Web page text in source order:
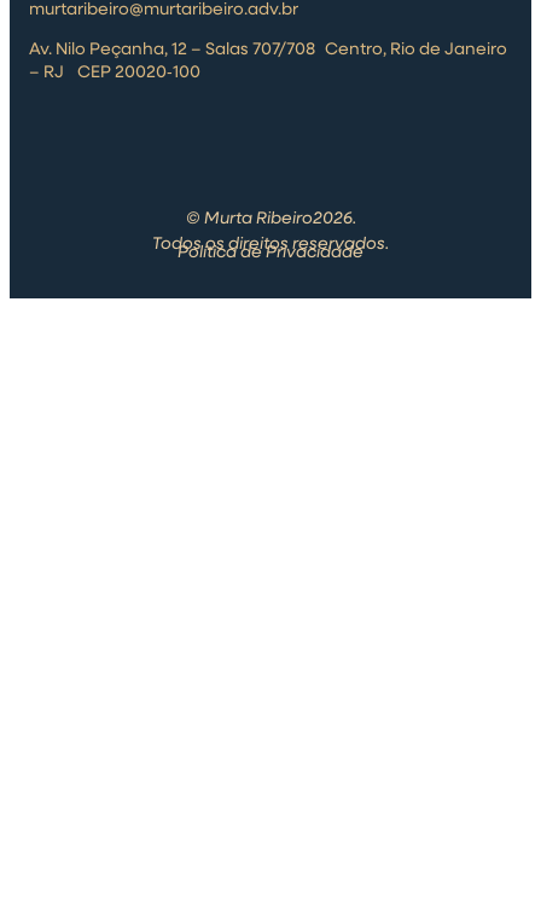
murtaribeiro@murtaribeiro.adv.br
Av. Nilo Peçanha, 12 – Salas 707/708 Centro, Rio de Janeiro
– RJ CEP 20020‑100
© Murta Ribeiro2026.
Todos os direitos reservados.
Política de Privacidade